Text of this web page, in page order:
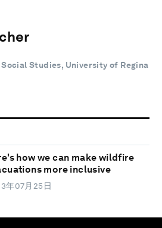
Studies, University of Regina
how we can make wildfire
more inclusive
年07月25日